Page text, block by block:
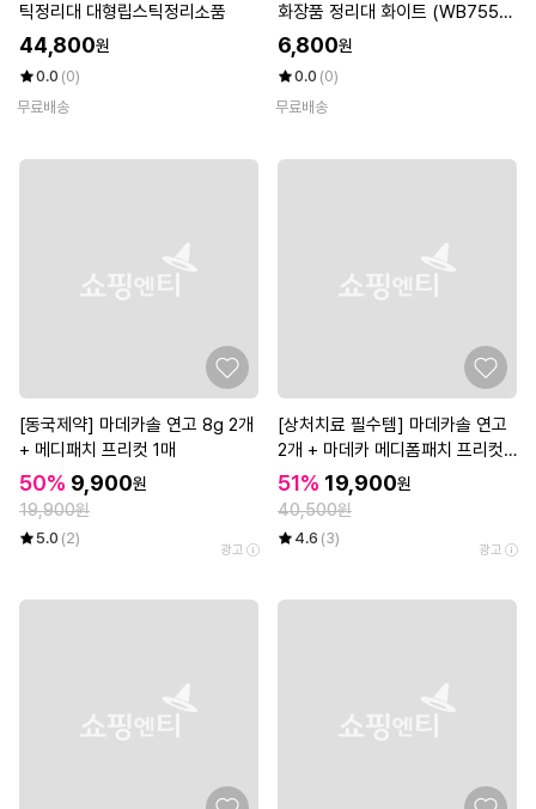
틱정리대 대형립스틱정리소품
44,800원
0.0 (0)
무료배송
화장품 정리대 화이트 (WB7550
B)
6,800원
0.0 (0)
무료배송
[동국제약] 마데카솔 연고 8g 2개
+ 메디패치 프리컷 1매
50% 9,900원
19,900원
5.0 (2)
광고
[상처치료 필수템] 마데카솔 연고
2개 + 마데카 메디폼패치 프리컷
2매*3개
51% 19,900원
40,500원
4.6 (3)
광고